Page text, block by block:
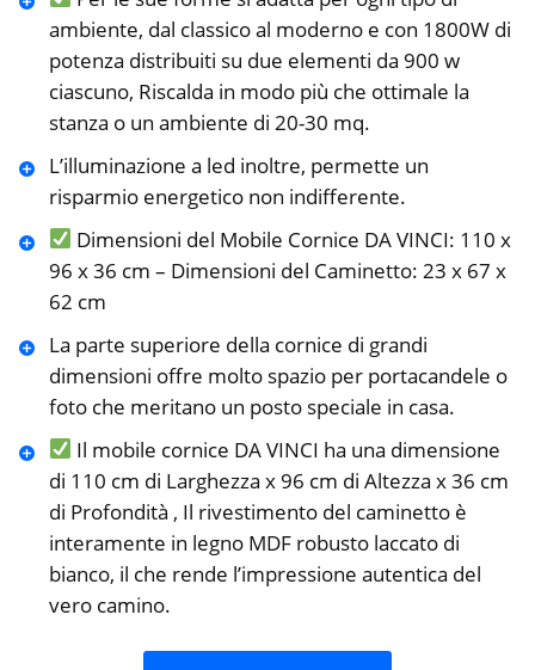
ambiente, dal classico al moderno e con 1800W di
potenza distribuiti su due elementi da 900 w
ciascuno, Riscalda in modo più che ottimale la
stanza o un ambiente di 20-30 mq.
L’illuminazione a led inoltre, permette un
risparmio energetico non indifferente.
Dimensioni del Mobile Cornice DA VINCI: 110 x
96 x 36 cm – Dimensioni del Caminetto: 23 x 67 x
62 cm
La parte superiore della cornice di grandi
dimensioni offre molto spazio per portacandele o
foto che meritano un posto speciale in casa.
Il mobile cornice DA VINCI ha una dimensione
di 110 cm di Larghezza x 96 cm di Altezza x 36 cm
di Profondità , Il rivestimento del caminetto è
interamente in legno MDF robusto laccato di
bianco, il che rende l’impressione autentica del
vero camino.